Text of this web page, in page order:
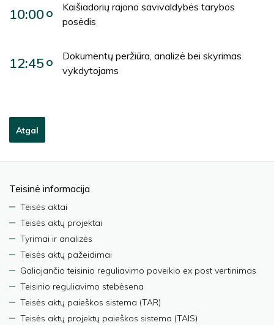
10:00
Kaišiadorių rajono savivaldybės tarybos
posėdis
12:45
Dokumentų peržiūra, analizė bei skyrimas
vykdytojams
Atgal
Teisinė informacija
Teisės aktai
Teisės aktų projektai
Tyrimai ir analizės
Teisės aktų pažeidimai
Galiojančio teisinio reguliavimo poveikio ex post vertinimas
Teisinio reguliavimo stebėsena
Teisės aktų paieškos sistema (TAR)
Teisės aktų projektų paieškos sistema (TAIS)